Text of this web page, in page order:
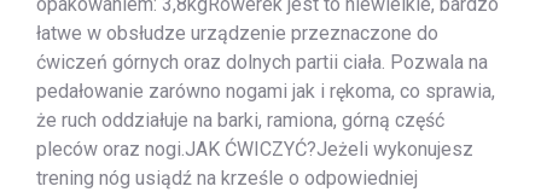
łatwe w obsłudze urządzenie przeznaczone do
ćwiczeń górnych oraz dolnych partii ciała. Pozwala na
pedałowanie zarówno nogami jak i rękoma, co sprawia,
że ruch oddziałuje na barki, ramiona, górną część
pleców oraz nogi.JAK ĆWICZYĆ?Jeżeli wykonujesz
trening nóg usiądź na krześle o odpowiedniej